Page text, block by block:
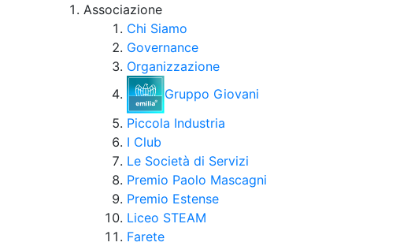
Associazione
Chi Siamo
Governance
Organizzazione
Gruppo Giovani
Piccola Industria
I Club
Le Società di Servizi
Premio Paolo Mascagni
Premio Estense
Liceo STEAM
Farete